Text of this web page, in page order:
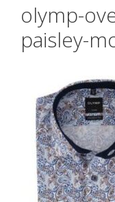
olymp-
paisley-